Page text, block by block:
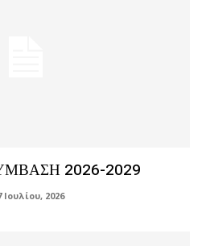
2026-2029
Ιουλίου, 2026